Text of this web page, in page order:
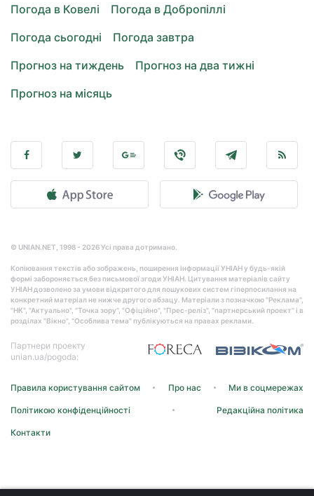
Погода в Ковелі
Погода в Добропіллі
Погода сьогодні
Погода завтра
Прогноз на тиждень
Прогноз на два тижні
Прогноз на місяць
© UNIAN.NET, 1998 - 2026 Усі права дотримано.
Копіювання текстів або зображень, поширення інформації УНІАН у будь-якій
формі забороняється без письмової згоди УНІАН. Цитування матеріалів сайту
УНІАН дозволено за умови відкритого для пошукових систем гіперпосилання на
конкретний матеріал не нижче другого абзацу. Матеріали з позначкою "Реклама",
"НК", "Актуально", "Точка зору", "Офіційно", "Прес-реліз", "партнерський проект" і в
розділах "Вікно", "Особлива тема" публікуються на правах реклами.
Партнери проекту
unian.ua/pogoda:
Правила користування сайтом Про нас Ми в соцмережах
Політикою конфіденційності Редакційна політика
Контакти